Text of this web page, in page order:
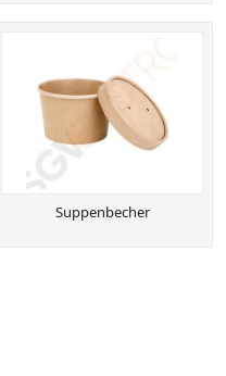
Suppenbecher